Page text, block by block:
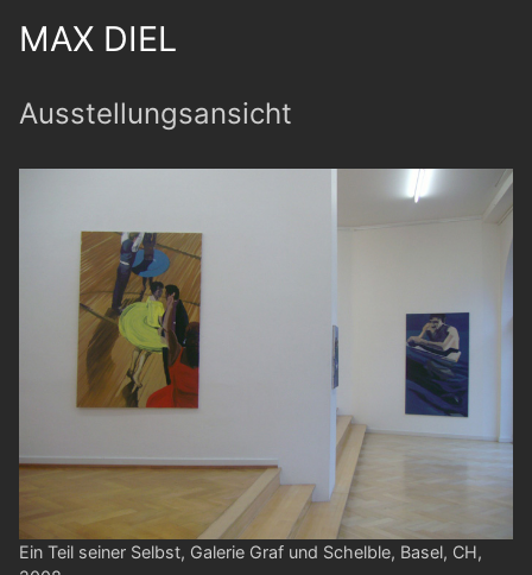
MAX DIEL
Ausstellungsansicht
Ein Teil seiner Selbst, Galerie Graf und Schelble, Basel, CH,